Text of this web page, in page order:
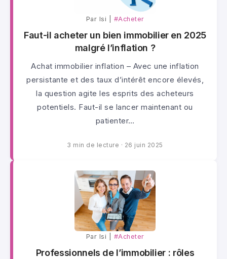
Par lsi | #Acheter
Faut-il acheter un bien immobilier en 2025
malgré l’inflation ?
Achat immobilier inflation – Avec une inflation
persistante et des taux d’intérêt encore élevés,
la question agite les esprits des acheteurs
potentiels. Faut-il se lancer maintenant ou
patienter…
3 min de lecture · 26 juin 2025
Par lsi | #Acheter
Professionnels de l’immobilier : rôles